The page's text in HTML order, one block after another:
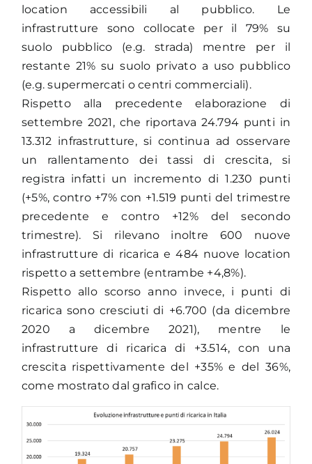
location accessibili al pubblico. Le
infrastrutture sono collocate per il 79% su
suolo pubblico (e.g. strada) mentre per il
restante 21% su suolo privato a uso pubblico
(e.g. supermercati o centri commerciali).
Rispetto alla precedente elaborazione di
settembre 2021, che riportava 24.794 punti in
13.312 infrastrutture, si continua ad osservare
un rallentamento dei tassi di crescita, si
registra infatti un incremento di 1.230 punti
(+5%, contro +7% con +1.519 punti del trimestre
precedente e contro +12% del secondo
trimestre). Si rilevano inoltre 600 nuove
infrastrutture di ricarica e 484 nuove location
rispetto a settembre (entrambe +4,8%).
Rispetto allo scorso anno invece, i punti di
ricarica sono cresciuti di +6.700 (da dicembre
2020 a dicembre 2021), mentre le
infrastrutture di ricarica di +3.514, con una
crescita rispettivamente del +35% e del 36%,
come mostrato dal grafico in calce.